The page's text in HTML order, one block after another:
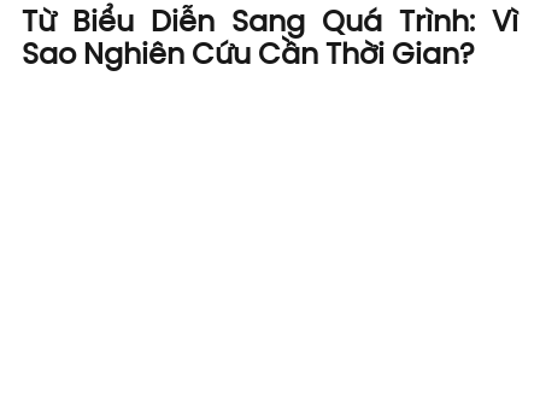
Từ Biểu Diễn Sang Quá Trình: Vì
Sao Nghiên Cứu Cần Thời Gian?